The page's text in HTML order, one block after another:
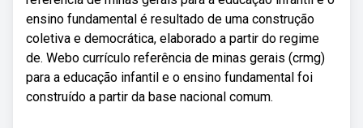
ensino fundamental é resultado de uma construção
coletiva e democrática, elaborado a partir do regime
de. Webo currículo referência de minas gerais (crmg)
para a educação infantil e o ensino fundamental foi
construído a partir da base nacional comum.